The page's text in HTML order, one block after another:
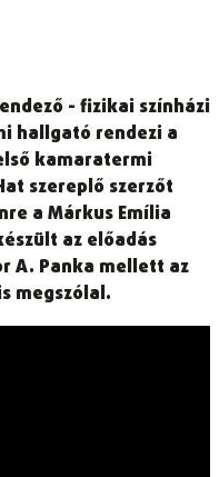
- fizikai színházi
hallgató rendezi a
kamaratermi
szereplő szerzőt
a Márkus Emília
az előadás
A. Panka mellett az
megszólal.